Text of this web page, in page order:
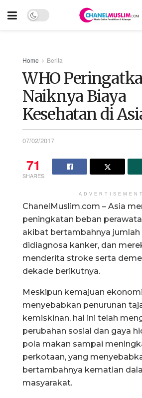
Home Berita
WHO
Naiknya Biaya
Kesehatan di
07/02/2017
71
SHARES
ADVERTISEMENT
ChanelMuslim.com – Asia
peningkatan beban
akibat bertambahnya jumlah
didiagnosa kanker, dan
menderita stroke serta
dekade berikutnya.
Meskipun kemajuan
menyebabkan penurunan
kemiskinan, hal ini telah
perubahan sosial dan gaya
pola makan sampai
perkotaan, yang
bertambahnya kematian
masyarakat.